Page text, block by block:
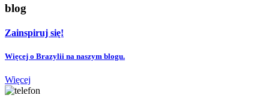
blog
Zainspiruj się!
Więcej o Brazylii na naszym blogu.
Więcej